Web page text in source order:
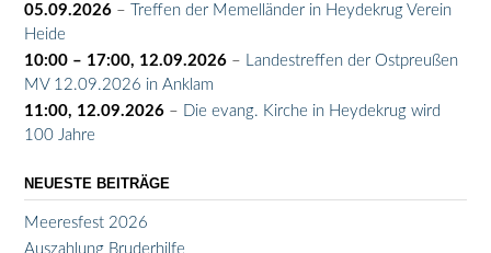
05.09.2026 –
Treffen der Memelländer in Heydekrug Verein
Heide
10:00 – 17:00, 12.09.2026 –
Landestreffen der Ostpreußen
MV 12.09.2026 in Anklam
11:00, 12.09.2026 –
Die evang. Kirche in Heydekrug wird
100 Jahre
NEUESTE BEITRÄGE
Meeresfest 2026
Auszahlung Bruderhilfe